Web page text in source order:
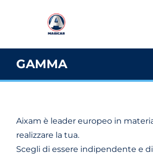
GAMMA
Aixam è leader europeo in
realizzare la tua.
Scegli di essere indipendente e